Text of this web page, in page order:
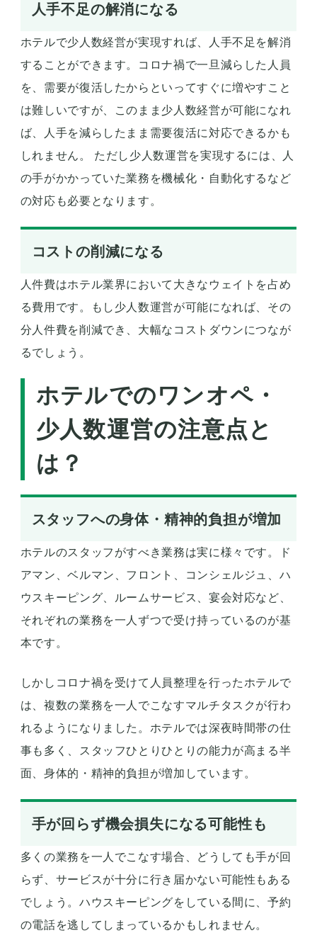
人手不足の解消になる
ホテルで少人数経営が実現すれば、人手不足を解消
することができます。コロナ禍で一旦減らした人員
を、需要が復活したからといってすぐに増やすこと
は難しいですが、このまま少人数経営が可能になれ
ば、人手を減らしたまま需要復活に対応できるかも
しれません。 ただし少人数運営を実現するには、人
の手がかかっていた業務を機械化・自動化するなど
の対応も必要となります。
コストの削減になる
人件費はホテル業界において大きなウェイトを占め
る費用です。もし少人数運営が可能になれば、その
分人件費を削減でき、大幅なコストダウンにつなが
るでしょう。
ホテルでのワンオペ・
少人数運営の注意点と
は？
スタッフへの身体・精神的負担が増加
ホテルのスタッフがすべき業務は実に様々です。ド
アマン、ベルマン、フロント、コンシェルジュ、ハ
ウスキーピング、ルームサービス、宴会対応など、
それぞれの業務を一人ずつで受け持っているのが基
本です。
しかしコロナ禍を受けて人員整理を行ったホテルで
は、複数の業務を一人でこなすマルチタスクが行わ
れるようになりました。ホテルでは深夜時間帯の仕
事も多く、スタッフひとりひとりの能力が高まる半
面、身体的・精神的負担が増加しています。
手が回らず機会損失になる可能性も
多くの業務を一人でこなす場合、どうしても手が回
らず、サービスが十分に行き届かない可能性もある
でしょう。ハウスキーピングをしている間に、予約
の電話を逃してしまっているかもしれません。